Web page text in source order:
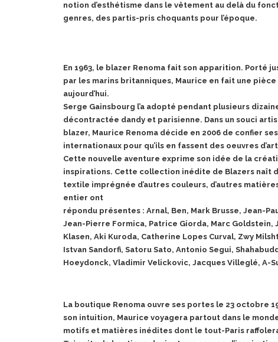
notion d’esthétisme dans le vêtement au delà du
genres, des partis-pris choquants pour l’époque.
En 1963, le blazer Renoma fait son apparition. Porté
par les marins britanniques, Maurice en fait une
aujourd’hui.
Serge Gainsbourg l’a adopté pendant plusieurs
décontractée dandy et parisienne. Dans un souci
blazer, Maurice Renoma décide en 2006 de confier
internationaux pour qu’ils en fassent des oeuvres
Cette nouvelle aventure exprime son idée de la
inspirations. Cette collection inédite de Blazers naît
textile imprégnée d’autres couleurs, d’autres
entier ont
répondu présentes : Arnal, Ben, Mark Brusse, Jean-
Jean-Pierre Formica, Patrice Giorda, Marc Goldstein,
Klasen, Aki Kuroda, Catherine Lopes Curval, Zwy
Istvan Sandorfi, Satoru Sato, Antonio Segui,
Hoeydonck, Vladimir Velickovic, Jacques Villeglé, A-
La boutique Renoma ouvre ses portes le 23 octobre
son intuition, Maurice voyagera partout dans le
motifs et matières inédites dont le tout-Paris